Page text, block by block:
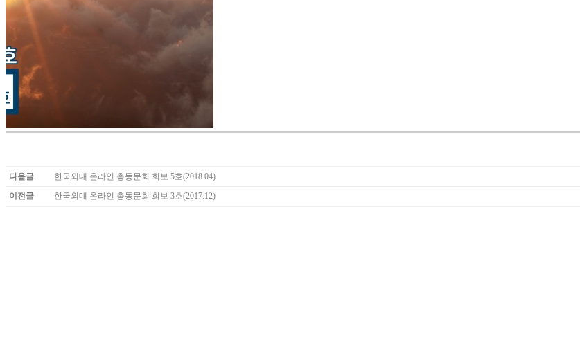
다음글
한국외대 온라인 총동문회 회보 5호(2018.04)
이전글
한국외대 온라인 총동문회 회보 3호(2017.12)